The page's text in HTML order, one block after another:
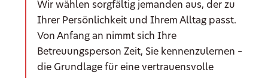
Wir wählen sorgfältig jemanden aus, der zu
Ihrer Persönlichkeit und Ihrem Alltag passt.
Von Anfang an nimmt sich Ihre
Betreuungsperson Zeit, Sie kennenzulernen –
die Grundlage für eine vertrauensvolle